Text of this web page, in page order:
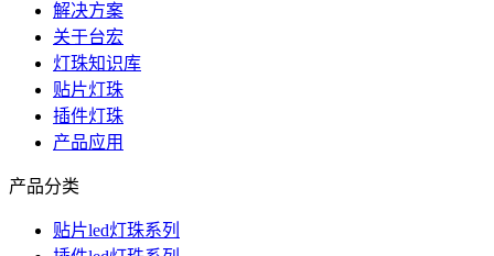
解决方案
关于台宏
灯珠知识库
贴片灯珠
插件灯珠
产品应用
产品分类
贴片led灯珠系列